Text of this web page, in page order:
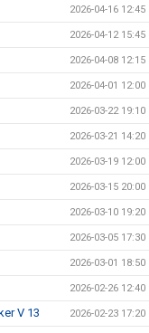
2026-04-16 12:45
2026-04-12 15:45
2026-04-08 12:15
2026-04-01 12:00
2026-03-22 19:10
2026-03-21 14:20
2026-03-19 12:00
2026-03-15 20:00
2026-03-10 19:20
2026-03-05 17:30
2026-03-01 18:50
2026-02-26 12:40
V 13 2026-02-23 17:20